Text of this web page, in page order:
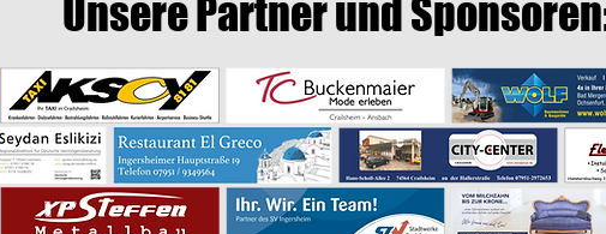
Unsere Partner und